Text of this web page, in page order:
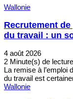
Wallonie
Recrutement
du travail : un
4 août 2026
2 Minute(s) de lecture
La remise à l’emploi
du travail est
Wallonie